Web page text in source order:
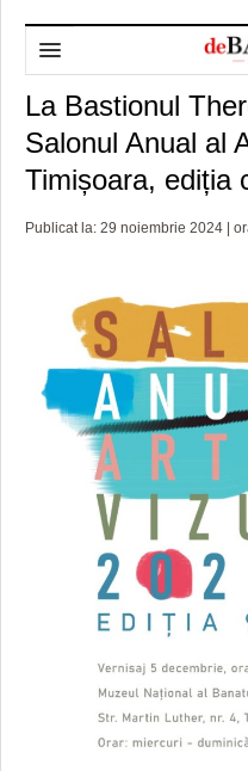
HOME
DESPRE NOI
REDACȚIA DEBANAT
POLITICA DE
ADMINISTRAȚIE
PRIMĂRIA TIMIŞOARA
PREFECTURA TIMIŞ
POLITICĂ
POLI TIMISOARA
FOTBAL JUDETEAN
ALTE SPORTURI
OPINII
DOSARELE DEBANAT
ETICA LUCIDITĂȚII
JURNAL DE CAMPANIE
ZÂMBETE AMARE
GRĂDINA TAICII
ZIARISTU’ DE TERASĂ
CU OIŞTEA-N
FINANŢĂRI DE LA A LA
PE SURSE
TIMP LIBER ȘI CULTURĂ
TIMP LIBER
ULTRAMARIN VA
CULTURA
CRONICĂ DE FILM
UNDE MERGEM
FILME DOCUMENTARE
CLIPURI VIDEO
JOCURI ONLINE
ECONOMIC
AFACERI
SĂNĂTATE
MAI MULTE
ACCIDENTE
ANUNŢURI
INFO SI UTILE
CULTURA
INVATAMANT
La Bastionul
Salonul Anual al
Timișoara, ediția
Publicat la: 29 noiembrie 2024 |